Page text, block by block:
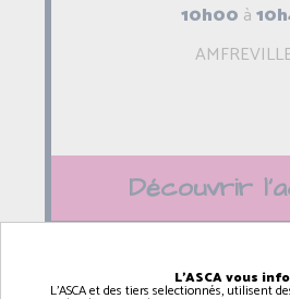
10h00 à
Découvrir
L'ASCA vous
L'ASCA et des tiers selectionnés, utilisent